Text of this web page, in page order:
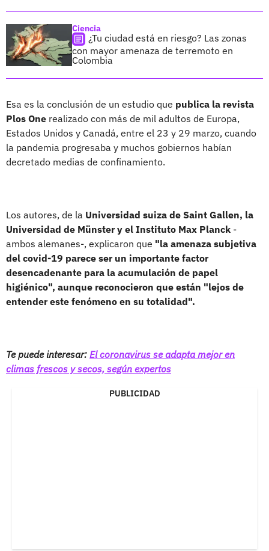
Ciencia
¿Tu ciudad está en riesgo? Las zonas
con mayor amenaza de terremoto en
Colombia
Esa es la conclusión de un estudio que publica la revista
Plos One realizado con más de mil adultos de Europa,
Estados Unidos y Canadá, entre el 23 y 29 marzo, cuando
la pandemia progresaba y muchos gobiernos habían
decretado medias de confinamiento.
Los autores, de la Universidad suiza de Saint Gallen, la
Universidad de Münster y el Instituto Max Planck -
ambos alemanes-, explicaron que "la amenaza subjetiva
del covid-19 parece ser un importante factor
desencadenante para la acumulación de papel
higiénico", aunque reconocieron que están "lejos de
entender este fenómeno en su totalidad".
Te puede interesar: El coronavirus se adapta mejor en
climas frescos y secos, según expertos
PUBLICIDAD